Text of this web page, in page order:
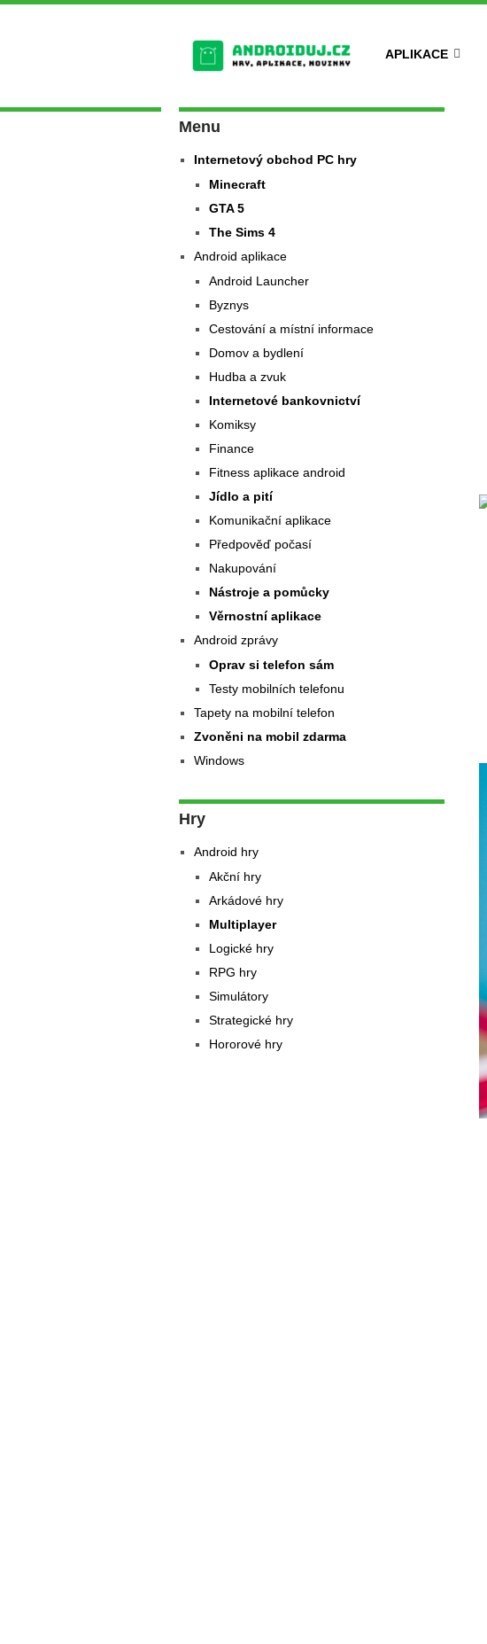
APLIKACE
Menu
Internetový obchod PC hry
Minecraft
GTA 5
The Sims 4
Android aplikace
Android Launcher
Byznys
Cestování a místní informace
Domov a bydlení
Hudba a zvuk
Internetové bankovnictví
Komiksy
Finance
Fitness aplikace android
Jídlo a pití
Komunikační aplikace
Předpověď počasí
Nakupování
Nástroje a pomůcky
Věrnostní aplikace
Android zprávy
Oprav si telefon sám
Testy mobilních telefonu
Tapety na mobilní telefon
Zvoněni na mobil zdarma
Windows
Hry
Android hry
Akční hry
Arkádové hry
Multiplayer
Logické hry
RPG hry
Simulátory
Strategické hry
Hororové hry